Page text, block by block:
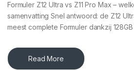
Formuler Z12 Ultra vs Z11 Pro Max –
samenvatting Snel antwoord: de Z12
meest complete Formuler dankzij
Read More